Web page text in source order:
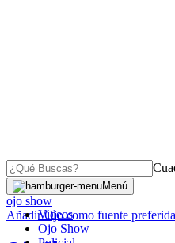
Menú
Videos
Ojo Show
OJO
ojo show
AñadirOjocomo fuente